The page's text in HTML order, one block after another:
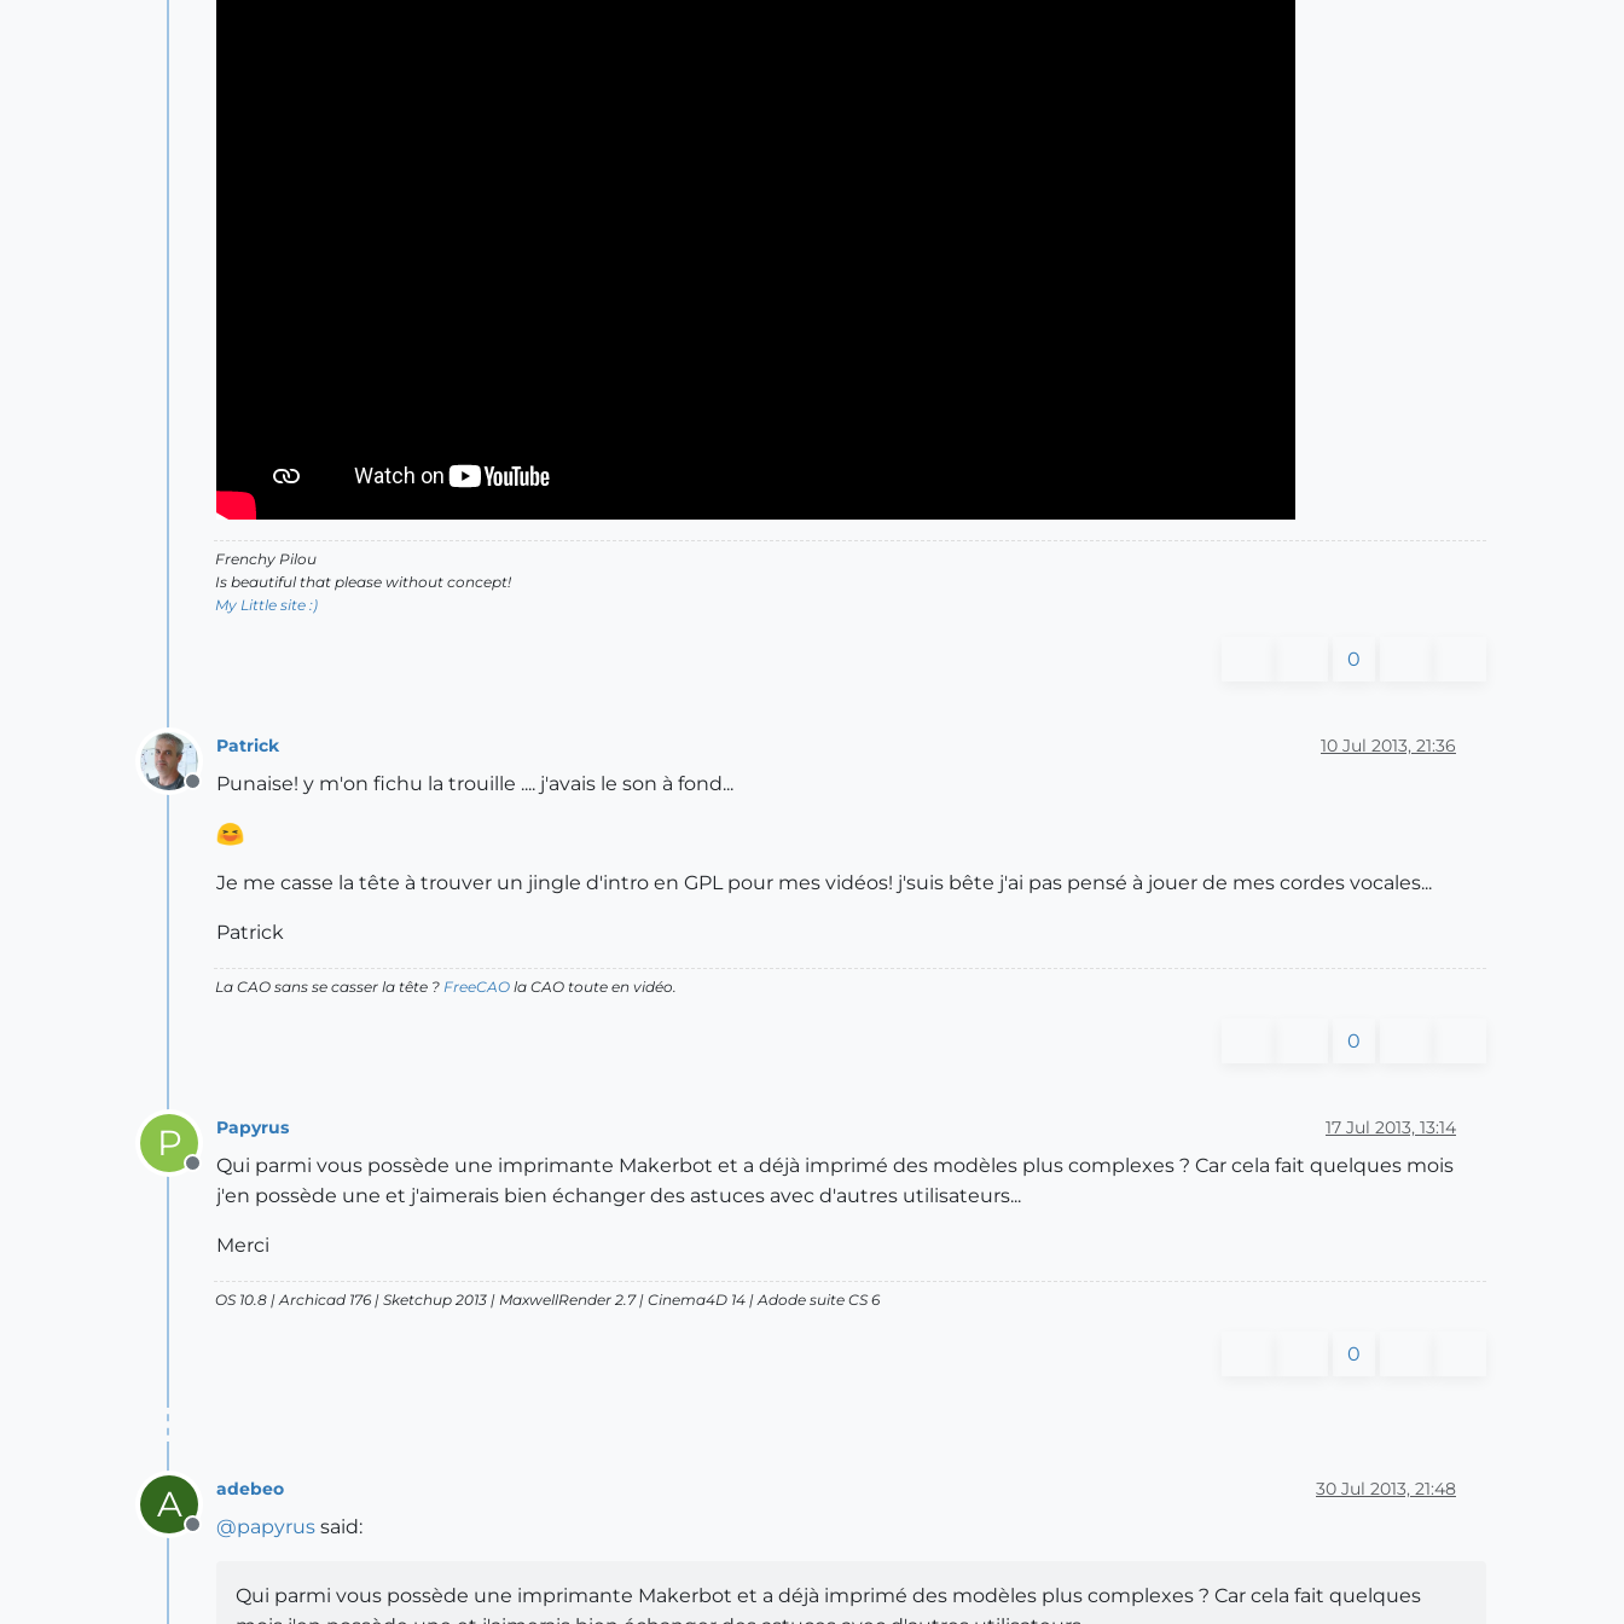
Frenchy Pilou
Is beautiful that please without concept!
My Little site :)
0
Offline
Patrick 10 Jul 2013, 21:36
Punaise! y m'on fichu la trouille .... j'avais le son à fond...
Je me casse la tête à trouver un jingle d'intro en GPL pour mes vidéos! j'suis bête j'ai pas pensé à jouer de mes cordes vocales...
Patrick
La CAO sans se casser la tête ? FreeCAO la CAO toute en vidéo.
0
P
Offline
Papyrus 17 Jul 2013, 13:14
Qui parmi vous possède une imprimante Makerbot et a déjà imprimé des modèles plus complexes ? Car cela fait quelques mois
j'en possède une et j'aimerais bien échanger des astuces avec d'autres utilisateurs...
Merci
OS 10.8 | Archicad 176 | Sketchup 2013 | MaxwellRender 2.7 | Cinema4D 14 | Adode suite CS 6
0
A
Offline
adebeo 30 Jul 2013, 21:48
@papyrus said:
Qui parmi vous possède une imprimante Makerbot et a déjà imprimé des modèles plus complexes ? Car cela fait quelques